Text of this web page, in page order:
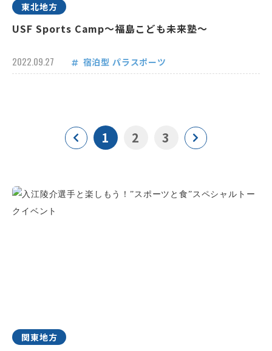
東北地方
USF Sports Camp～福島こども未来塾～
2022.09.27 宿泊型 パラスポーツ
1 2 3
関東地方